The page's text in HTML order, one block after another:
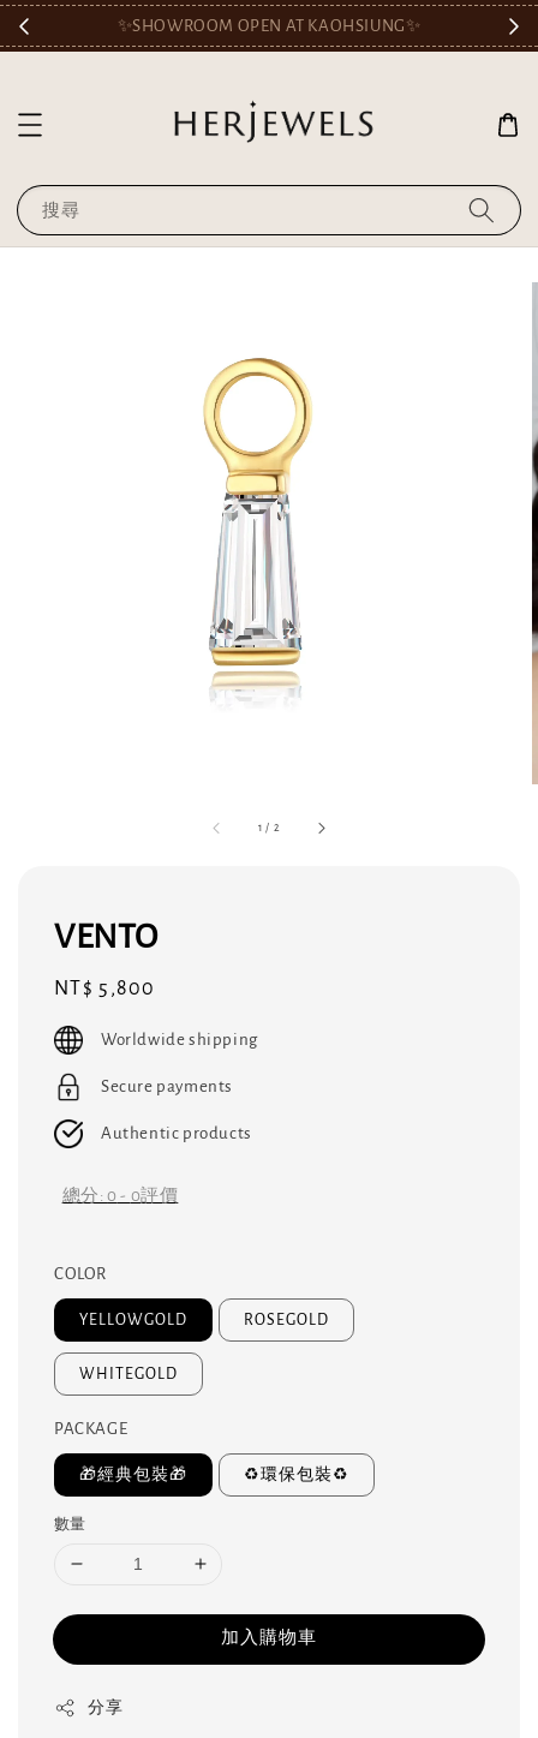
卷🎟️ ✨SHOWROOM OPEN AT KAOHSIUNG✨
搜尋
1 / 2
VENTO
Regular
price
NT$ 5,800
Worldwide shipping
Secure payments
Authentic products
總分:0 - 0評價
COLOR
YELLOWGOLD ROSEGOLD
WHITEGOLD
PACKAGE
🎁經典包裝🎁 ♻️環保包裝♻️
數量
加入購物車
分享